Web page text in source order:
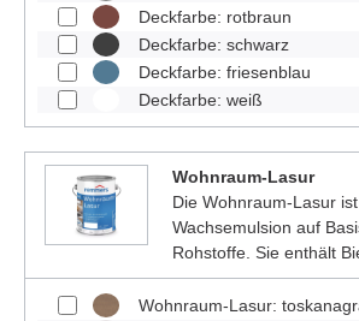
Deckfarbe: rotbraun
Deckfarbe: schwarz
Deckfarbe: friesenblau
Deckfarbe: weiß
Wohnraum-Lasur
Die Wohnraum-Lasur
Wachsemulsion auf
Rohstoffe. Sie enthält
Wohnraum-Lasur: